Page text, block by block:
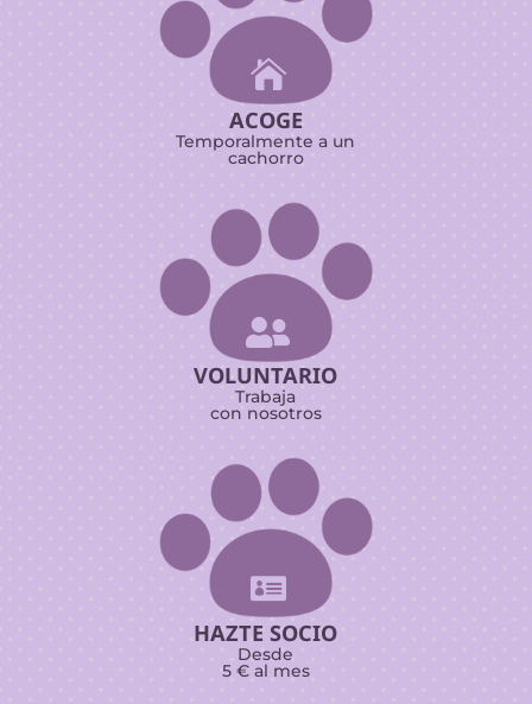

ACOGE
Temporalmente a un
cachorro

VOLUNTARIO
Trabaja
con nosotros

HAZTE SOCIO
Desde
5 € al mes